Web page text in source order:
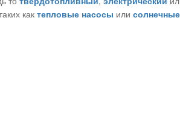
как тепловые насосы или